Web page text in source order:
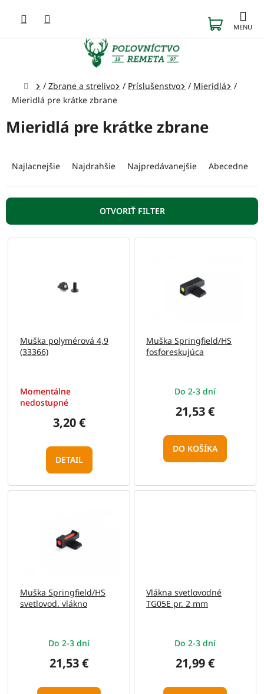
obsah
KOŠÍK
Domov
/ Zbrane a strelivo / Príslušenstvo / Mieridlá
/
Mieridlá pre krátke zbrane
Mieridlá pre krátke zbrane
e
n
e
p
Najlacnejšie Najdrahšie Najpredávanejšie Abecedne
OTVORIŤ FILTER
V
Muška polymérová 4,9
(33366)
Momentálne
nedostupné
3,20 €
DETAIL
Muška Springfield/HS
fosforeskujúca
Do 2-3 dní
21,53 €
DO KOŠÍKA
Muška Springfield/HS
svetlovod. vlákno
Do 2-3 dní
21,53 €
Vlákna svetlovodné
TG05E pr. 2 mm
Do 2-3 dní
21,99 €